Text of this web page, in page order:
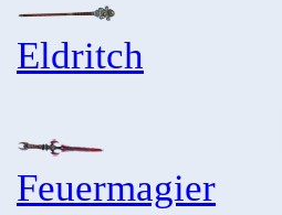
Eldritch
Feuermagier